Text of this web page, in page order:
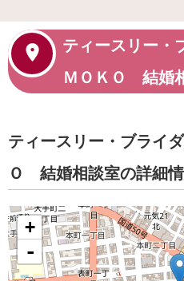
ティースリー・
ＭＯＫＯ 結婚
ティースリー・ブライ
Ｏ 結婚相談室の詳細
+
-